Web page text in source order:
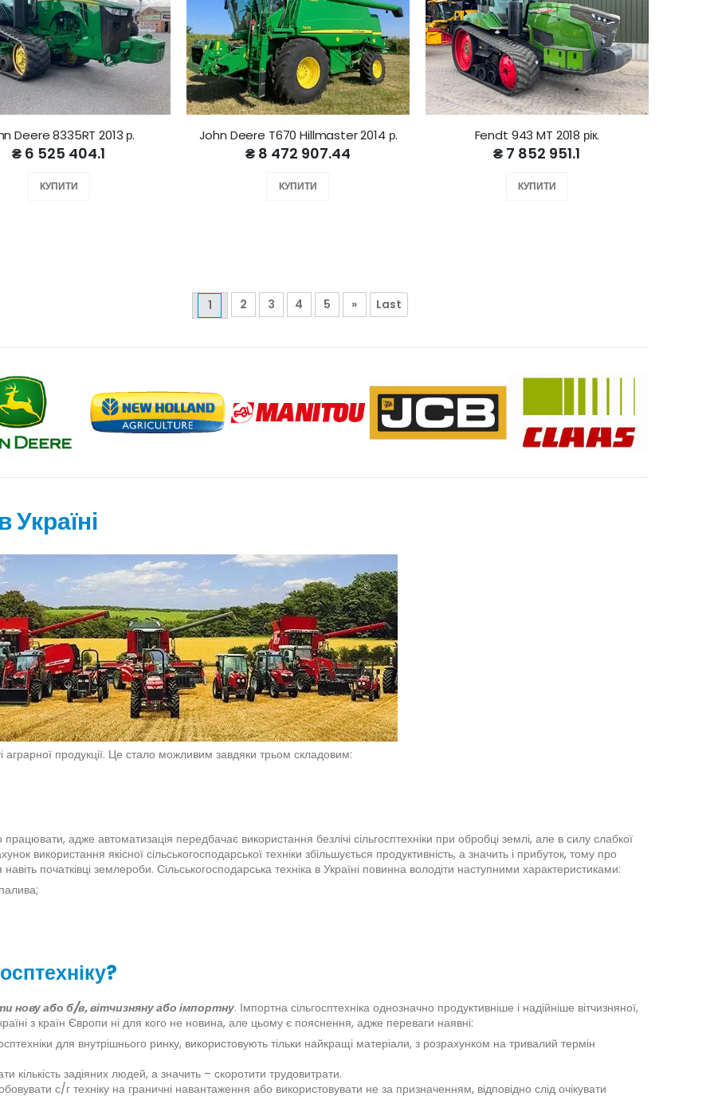
Deere 8335RT 2013 р.
₴ 6 525 404.1
КУПИТИ
John Deere T670 Hillmaster 2014 р.
₴ 8 472 907.44
КУПИТИ
Fendt 943 MT 2018 рік.
₴ 7 852 951.1
КУПИТИ
1 2 3 4 5 » Last
аграрної продукції. Це стало можливим завдяки трьом складовим:
адже автоматизація передбачає використання безлічі сільгосптехніки при обробці землі, але в силу слабкої
використання якісної сільськогосподарської техніки збільшується продуктивність, а значить і прибуток, тому про
початківці землероби. Сільськогосподарська техніка в Україні повинна володіти наступними характеристиками:
нову або б/в, вітчизняну або імпортну. Імпортна сільгосптехніка однозначно продуктивніше і надійніше вітчизняної,
з країн Європи ні для кого не новина, але цьому є пояснення, адже переваги наявні:
для внутрішнього ринку, використовують тільки найкращі матеріали, з розрахунком на тривалий термін
кількість задіяних людей, а значить – скоротити трудовитрати.
с/г техніку на граничні навантаження або використовувати не за призначенням, відповідно слід очікувати